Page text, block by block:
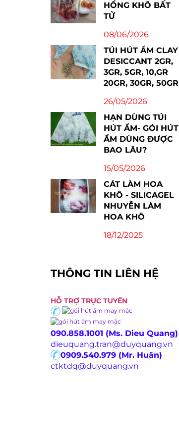
HỒNG KHÔ BẤT
TỬ
08/06/2026
TÚI HÚT ẨM CLAY
DESICCANT 2GR,
3GR, 5GR, 10,GR
20GR, 30GR, 50GR
26/05/2026
HẠN DÙNG TÚI
HÚT ẨM- GÓI HÚT
ẨM DÙNG ĐƯỢC
BAO LÂU?
15/05/2026
CÁT LÀM HOA
KHÔ - SILICAGEL
NHUYỄN LÀM
HOA KHÔ
18/12/2025
THÔNG TIN LIÊN HỆ
HỖ TRỢ TRỰC TUYẾN
090.858.1001 (Ms. Dieu Quang)
dieuquang.tran@duyquang.vn
0909.540.979 (Mr. Huân)
ctktdq@duyquang.vn